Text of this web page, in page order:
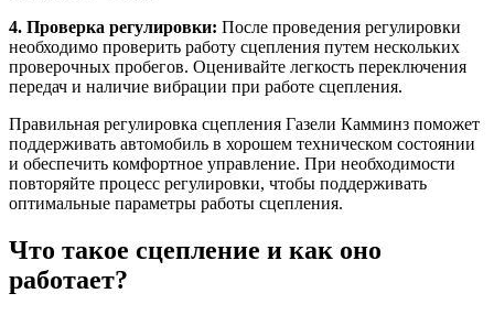
4. Проверка регулировки: После проведения регулировки
необходимо проверить работу сцепления путем нескольких
проверочных пробегов. Оценивайте легкость переключения
передач и наличие вибрации при работе сцепления.
Правильная регулировка сцепления Газели Камминз поможет
поддерживать автомобиль в хорошем техническом состоянии
и обеспечить комфортное управление. При необходимости
повторяйте процесс регулировки, чтобы поддерживать
оптимальные параметры работы сцепления.
Что такое сцепление и как оно
работает?